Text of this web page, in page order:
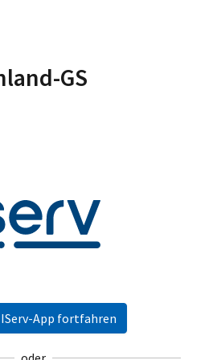
GS
App fortfahren